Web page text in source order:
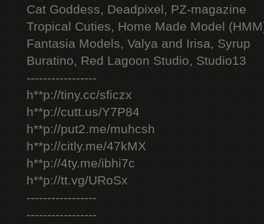
Cat Goddess, Deadpixel, PZ-magazine
Tropical Cuties, Home Made Model
Fantasia Models, Valya and Irisa, Syrup
Buratino, Red Lagoon Studio, Studio13
-----------------
h**p://tiny.cc/sficzx
h**p://cutt.us/Y7P84
h**p://put2.me/muhcsh
h**p://citly.me/47kMX
h**p://4ty.me/ibhi7c
h**p://tt.vg/URoSx
-----------------
-----------------